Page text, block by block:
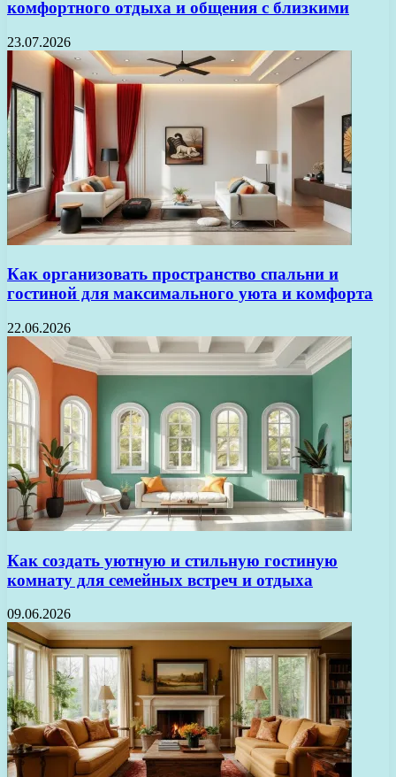
комфортного отдыха и общения с близкими
23.07.2026
Как организовать пространство спальни и
гостиной для максимального уюта и комфорта
22.06.2026
Как создать уютную и стильную гостиную
комнату для семейных встреч и отдыха
09.06.2026